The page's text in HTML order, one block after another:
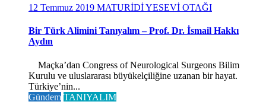
12 Temmuz 2019 MATURİDİ YESEVİ OTAĞI
Bir Türk Alimini Tanıyalım – Prof. Dr. İsmail Hakkı
Aydın
Maçka’dan Congress of Neurological Surgeons Bilim
Kurulu ve uluslararası büyükelçiliğine uzanan bir hayat.
Türkiye’nin...
Gündem TANIYALIM